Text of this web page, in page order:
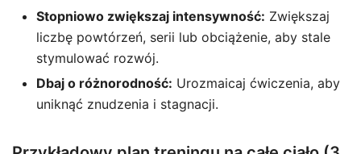
Stopniowo zwiększaj intensywność: Zwiększaj
liczbę powtórzeń, serii lub obciążenie, aby stale
stymulować rozwój.
Dbaj o różnorodność: Urozmaicaj ćwiczenia, aby
uniknąć znudzenia i stagnacji.